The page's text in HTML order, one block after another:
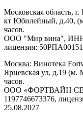
Московская область,
кт Юбилейный, д.40,
часов.
ООО "Мир вина", ИНН
лицензия:
Москва: Винотека
Ярцевская ул, д.19 (м.
часов.
ООО «ФОРТВАЙН
1197746673376,
25.08.2027